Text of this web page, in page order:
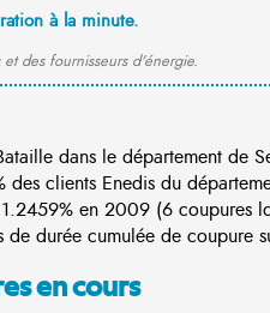
à la minute.
des fournisseurs d'énergie.
dans le département de
des clients Enedis du
en 2009 (6 coupures
durée cumulée de coupure
en cours